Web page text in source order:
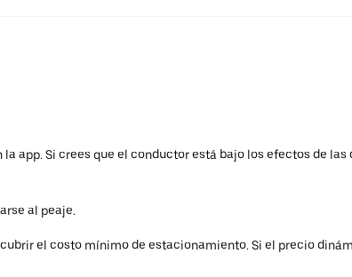
app. Si crees que el conductor está bajo los efectos de las
al peaje.
el costo mínimo de estacionamiento. Si el precio